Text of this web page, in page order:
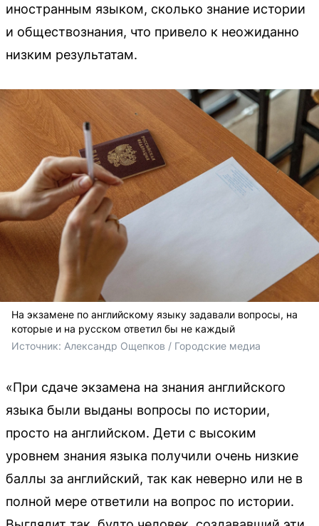
иностранным языком, сколько знание истории
и обществознания, что привело к неожиданно
низким результатам.
На экзамене по английскому языку задавали вопросы, на
которые и на русском ответил бы не каждый
Источник: Александр Ощепков / Городские медиа
«При сдаче экзамена на знания английского
языка были выданы вопросы по истории,
просто на английском. Дети с высоким
уровнем знания языка получили очень низкие
баллы за английский, так как неверно или не в
полной мере ответили на вопрос по истории.